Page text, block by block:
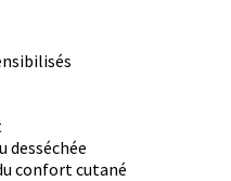
desséchée
confort cutané